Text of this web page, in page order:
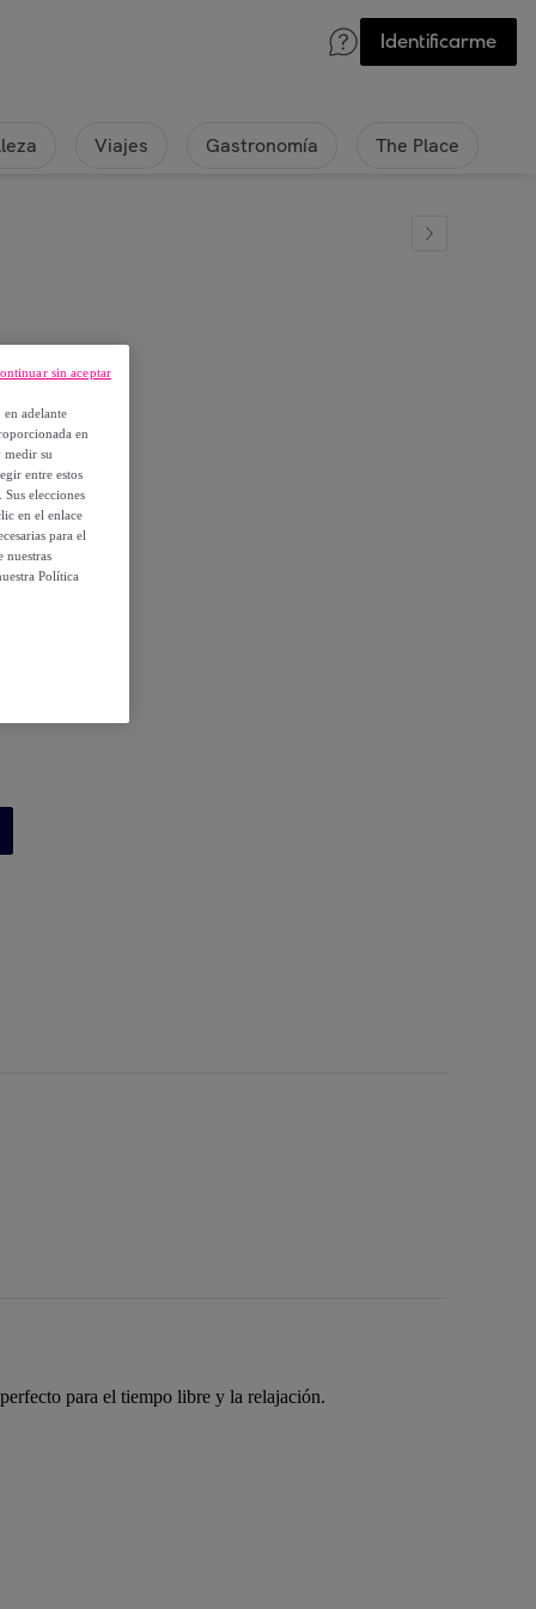
Identificarme
Viajes Gastronomía The Place
para el tiempo libre y la relajación.
adelante
en
medir su
entre estos
elecciones
en el enlace
para el
nuestras
Política
sin aceptar